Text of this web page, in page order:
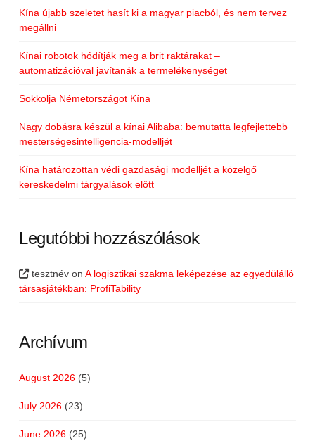
Kína újabb szeletet hasít ki a magyar piacból, és nem tervez
megállni
Kínai robotok hódítják meg a brit raktárakat –
automatizációval javítanák a termelékenységet
Sokkolja Németországot Kína
Nagy dobásra készül a kínai Alibaba: bemutatta legfejlettebb
mesterségesintelligencia-modelljét
Kína határozottan védi gazdasági modelljét a közelgő
kereskedelmi tárgyalások előtt
Legutóbbi hozzászólások
tesztnév onA logisztikai szakma leképezése az egyedülálló
társasjátékban: ProfiTability
Archívum
August 2026(5)
July 2026(23)
June 2026(25)